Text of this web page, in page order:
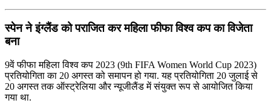
स्पेन ने इंग्लैंड को पराजित कर महिला फीफा विश्व कप का विजेता
बना
9वें फीफा महिला विश्व कप 2023 (9th FIFA Women World Cup 2023)
प्रतियोगिता का 20 अगस्त को समापन हो गया. यह प्रतियोगिता 20 जुलाई से
20 अगस्त तक ऑस्ट्रेलिया और न्यूजीलैंड में संयुक्त रूप से आयोजित किया
गया था.